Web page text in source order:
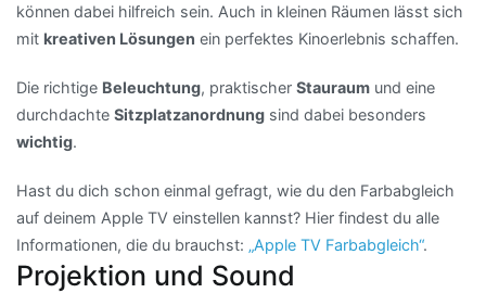
können dabei hilfreich sein. Auch in kleinen Räumen lässt sich
mit kreativen Lösungen ein perfektes Kinoerlebnis schaffen.
Die richtige Beleuchtung, praktischer Stauraum und eine
durchdachte Sitzplatzanordnung sind dabei besonders
wichtig.
Hast du dich schon einmal gefragt, wie du den Farbabgleich
auf deinem Apple TV einstellen kannst? Hier findest du alle
Informationen, die du brauchst: „Apple TV Farbabgleich“.
Projektion und Sound